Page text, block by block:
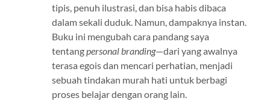
tipis, penuh ilustrasi, dan bisa habis dibaca
dalam sekali duduk. Namun, dampaknya instan.
Buku ini mengubah cara pandang saya
tentangpersonal branding—dari yang awalnya
terasa egois dan mencari perhatian, menjadi
sebuah tindakan murah hati untuk berbagi
proses belajar dengan orang lain.